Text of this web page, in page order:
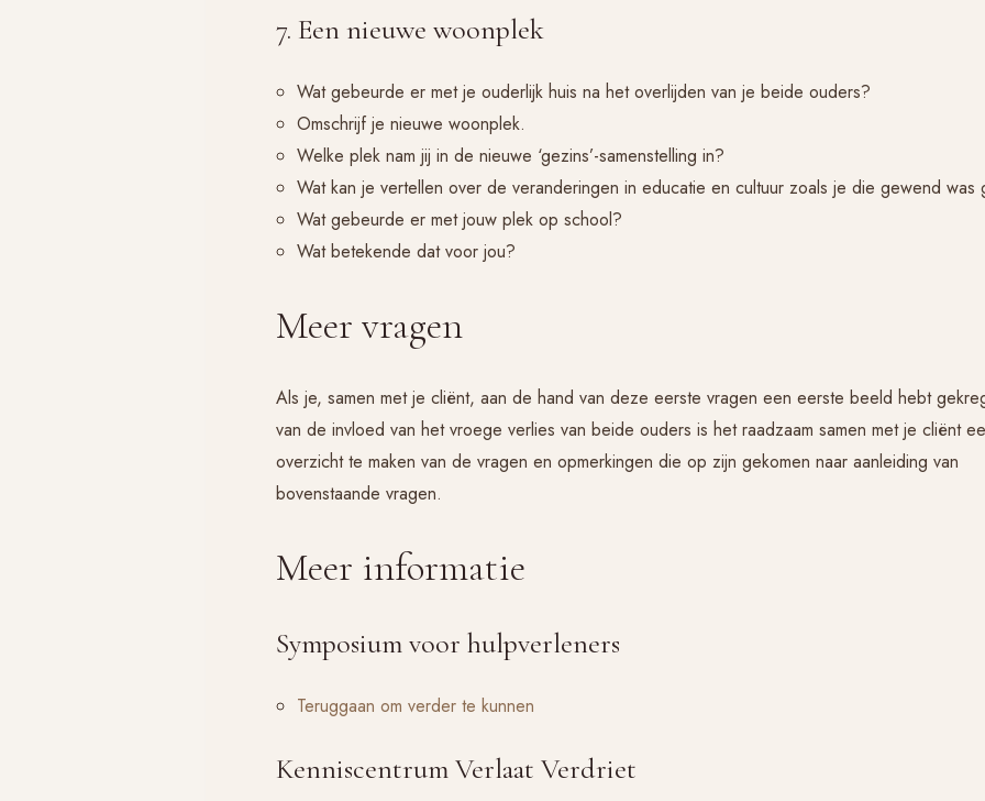
7. Een nieuwe woonplek
Wat gebeurde er met je ouderlijk huis na het overlijden van je beide ouders?
Omschrijf je nieuwe woonplek.
Welke plek nam jij in de nieuwe ‘gezins’-samenstelling in?
Wat kan je vertellen over de veranderingen in educatie en cultuur zoals je die gewend was
Wat gebeurde er met jouw plek op school?
Wat betekende dat voor jou?
Meer vragen
Als je, samen met je cliënt, aan de hand van deze eerste vragen een eerste beeld hebt
van de invloed van het vroege verlies van beide ouders is het raadzaam samen met je cliënt
overzicht te maken van de vragen en opmerkingen die op zijn gekomen naar aanleiding van
bovenstaande vragen.
Meer informatie
Symposium voor hulpverleners
Teruggaan om verder te kunnen
Kenniscentrum Verlaat Verdriet